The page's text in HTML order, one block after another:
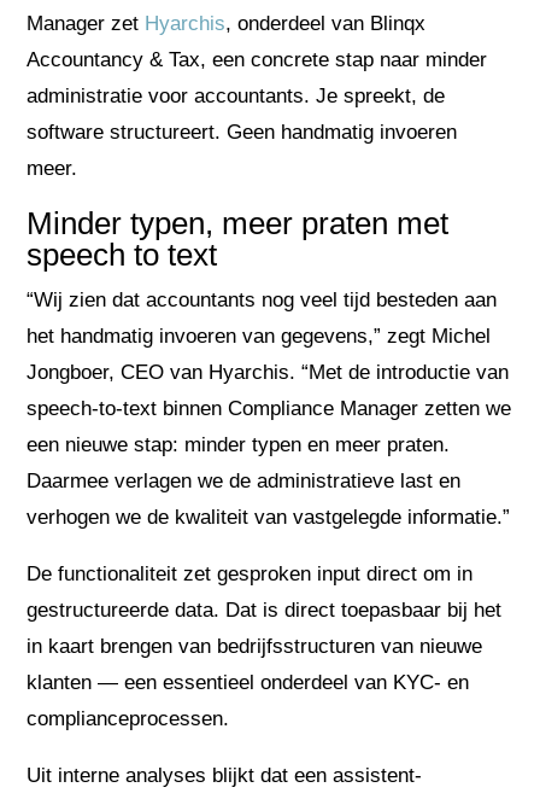
Manager zet Hyarchis, onderdeel van Blinqx
Accountancy & Tax, een concrete stap naar minder
administratie voor accountants. Je spreekt, de
software structureert. Geen handmatig invoeren
meer.
Minder typen, meer praten met
speech to text
“Wij zien dat accountants nog veel tijd besteden aan
het handmatig invoeren van gegevens,” zegt Michel
Jongboer, CEO van Hyarchis. “Met de introductie van
speech-to-text binnen Compliance Manager zetten we
een nieuwe stap: minder typen en meer praten.
Daarmee verlagen we de administratieve last en
verhogen we de kwaliteit van vastgelegde informatie.”
De functionaliteit zet gesproken input direct om in
gestructureerde data. Dat is direct toepasbaar bij het
in kaart brengen van bedrijfsstructuren van nieuwe
klanten — een essentieel onderdeel van KYC- en
complianceprocessen.
Uit interne analyses blijkt dat een assistent-